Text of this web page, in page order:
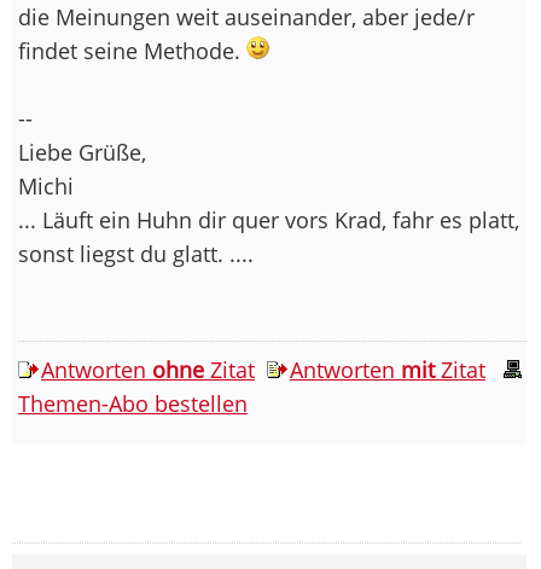
die Meinungen weit auseinander, aber jede/r
findet seine Methode.
--
Liebe Grüße,
Michi
... Läuft ein Huhn dir quer vors Krad, fahr es platt,
sonst liegst du glatt. ....
Antworten ohne Zitat Antworten mitZitat
Themen-Abo bestellen